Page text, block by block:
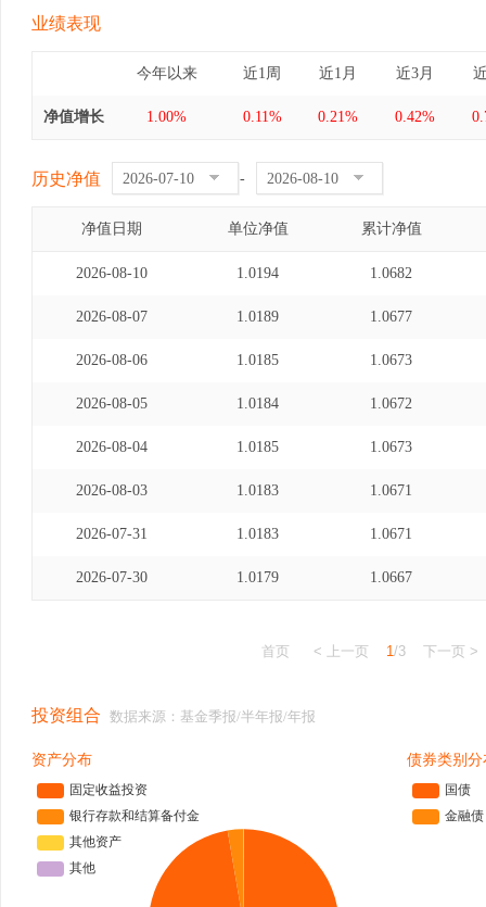
业绩表现
今年以来 近1周 近1月 近3月
净值增长 1.00% 0.11% 0.21% 0.42%
历史净值 -
净值日期 单位净值 累计净值
2026-08-10 1.0194 1.0682
2026-08-07 1.0189 1.0677
2026-08-06 1.0185 1.0673
2026-08-05 1.0184 1.0672
2026-08-04 1.0185 1.0673
2026-08-03 1.0183 1.0671
2026-07-31 1.0183 1.0671
2026-07-30 1.0179 1.0667
首页 < 上一页 1/3 下一页 >
投资组合 数据来源：基金季报/半年报/年报
资产分布 债券类别分